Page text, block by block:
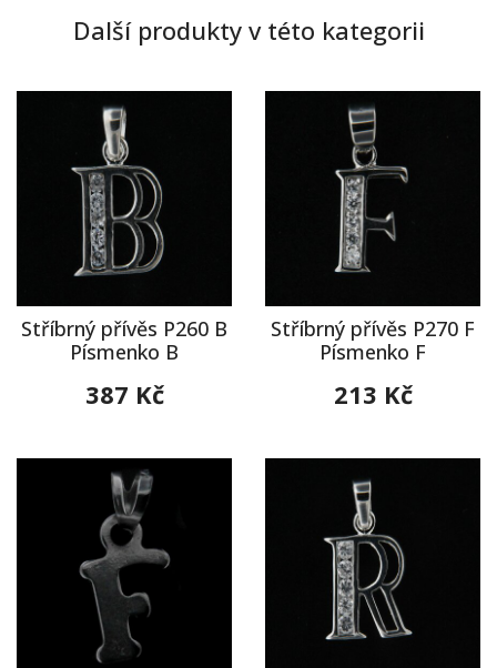
Další produkty v této kategorii
Stříbrný přívěs P260 B
Písmenko B
387 Kč
Stříbrný přívěs P270 F
Písmenko F
213 Kč